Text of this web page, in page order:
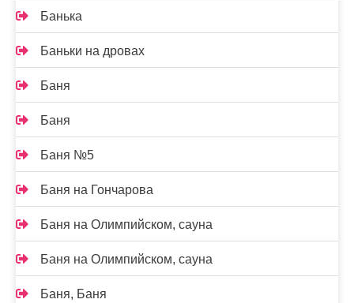
Банька
Баньки на дровах
Баня
Баня
Баня №5
Баня на Гончарова
Баня на Олимпийском, сауна
Баня на Олимпийском, сауна
Баня, Баня